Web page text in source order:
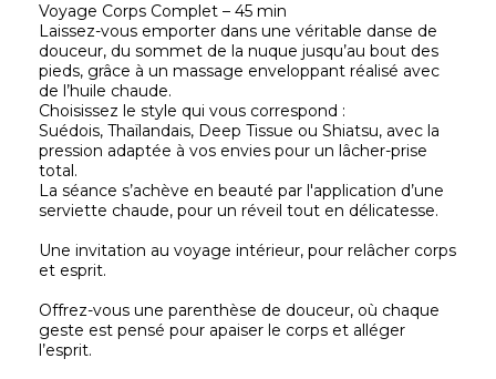
Voyage Corps Complet – 45 min
Laissez-vous emporter dans une véritable danse de
douceur, du sommet de la nuque jusqu’au bout des
pieds, grâce à un massage enveloppant réalisé avec
de l’huile chaude.
Choisissez le style qui vous correspond :
Suédois, Thaïlandais, Deep Tissue ou Shiatsu, avec la
pression adaptée à vos envies pour un lâcher-prise
total.
La séance s’achève en beauté par l'application d’une
serviette chaude, pour un réveil tout en délicatesse.
Une invitation au voyage intérieur, pour relâcher corps
et esprit.
Offrez-vous une parenthèse de douceur, où chaque
geste est pensé pour apaiser le corps et alléger
l’esprit.